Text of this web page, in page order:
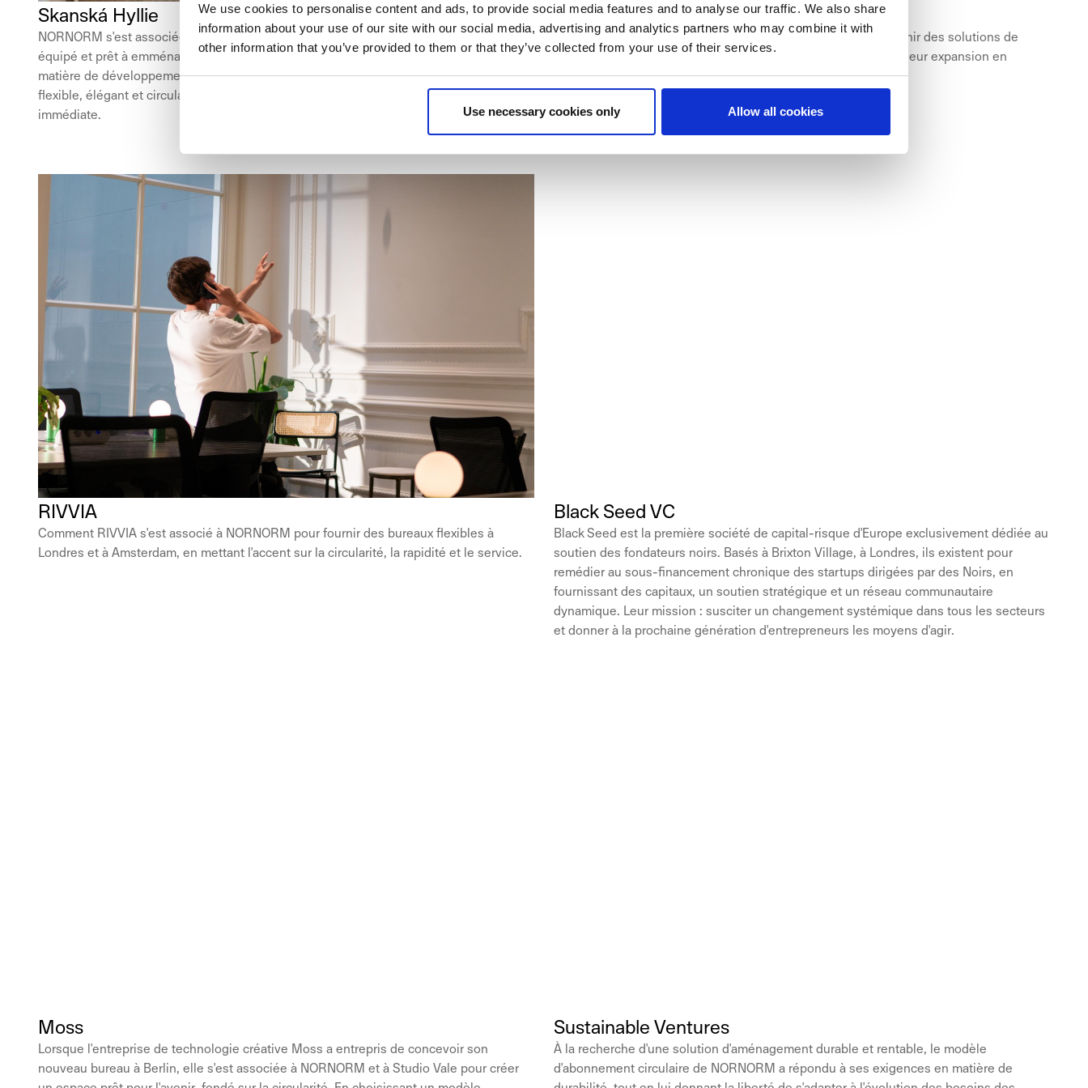
We use cookies to personalise content and ads, to provide social media features and to analyse our traffic. We also share
information about your use of our site with our social media, advertising and analytics partners who may combine it with
other information that you’ve provided to them or that they’ve collected from your use of their services.
Use necessary cookies only Allow all cookies
Skanská Hyllie
NORNORM s'est associée à Skanska pour fournir un espace de travail entièrement
équipé et prêt à emménager à Hyllie Terrass, le bâtiment emblématique de Malmö en
matière de développement de bureaux durables. Le résultat : un environnement
flexible, élégant et circulaire conçu pour les équipes modernes et une occupation
immédiate.
EDGE Workspaces
Comment EDGE Workspaces s'associe à NORNORM pour fournir des solutions de
mobilier de bureau flexibles et durables au fur et à mesure de leur expansion en
Europe.
RIVVIA
Comment RIVVIA s'est associé à NORNORM pour fournir des bureaux flexibles à
Londres et à Amsterdam, en mettant l'accent sur la circularité, la rapidité et le service.
Black Seed VC
Black Seed est la première société de capital-risque d'Europe exclusivement dédiée au
soutien des fondateurs noirs. Basés à Brixton Village, à Londres, ils existent pour
remédier au sous-financement chronique des startups dirigées par des Noirs, en
fournissant des capitaux, un soutien stratégique et un réseau communautaire
dynamique. Leur mission : susciter un changement systémique dans tous les secteurs
et donner à la prochaine génération d'entrepreneurs les moyens d'agir.
Moss
Lorsque l'entreprise de technologie créative Moss a entrepris de concevoir son
nouveau bureau à Berlin, elle s'est associée à NORNORM et à Studio Vale pour créer
Sustainable Ventures
À la recherche d'une solution d'aménagement durable et rentable, le modèle
d'abonnement circulaire de NORNORM a répondu à ses exigences en matière de